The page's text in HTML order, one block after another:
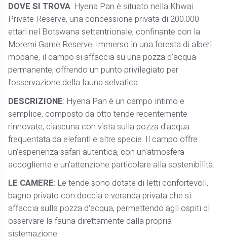
DOVE SI TROVA: Hyena Pan è situato nella Khwai
Private Reserve, una concessione privata di 200.000
ettari nel Botswana settentrionale, confinante con la
Moremi Game Reserve. Immerso in una foresta di alberi
mopane, il campo si affaccia su una pozza d'acqua
permanente, offrendo un punto privilegiato per
l'osservazione della fauna selvatica.
DESCRIZIONE: Hyena Pan è un campo intimo e
semplice, composto da otto tende recentemente
rinnovate, ciascuna con vista sulla pozza d'acqua
frequentata da elefanti e altre specie. Il campo offre
un'esperienza safari autentica, con un'atmosfera
accogliente e un'attenzione particolare alla sostenibilità.
LE CAMERE: Le tende sono dotate di letti confortevoli,
bagno privato con doccia e veranda privata che si
affaccia sulla pozza d'acqua, permettendo agli ospiti di
osservare la fauna direttamente dalla propria
sistemazione.